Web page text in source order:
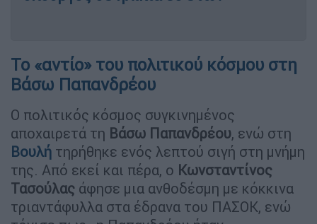
Το «αντίο» του πολιτικού κόσμου στη
Βάσω Παπανδρέου
Ο πολιτικός κόσμος συγκινημένος
αποχαιρετά τη Βάσω Παπανδρέου, ενώ στη
Βουλή τηρήθηκε ενός λεπτού σιγή στη μνήμη
της. Από εκεί και πέρα, ο Κωνσταντίνος
Τασούλας άφησε μια ανθοδέσμη με κόκκινα
τριαντάφυλλα στα έδρανα του ΠΑΣΟΚ, ενώ